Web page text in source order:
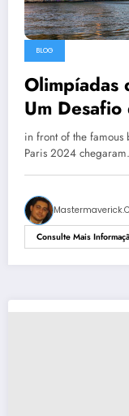
BLOG
Olimpíadas
Um
in front of the
Paris 2024
Consulte Mais